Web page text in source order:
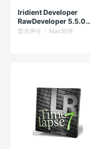
Iridient Developer
RawDeveloper 5.5.0
Mac激活版 - 高级摄影师
暂无评分 Mac软件